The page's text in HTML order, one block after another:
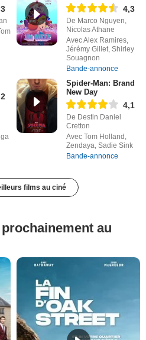
4,3
De Marco Nguyen,
Nicolas Athane
Avec Alex Ramires,
Jérémy Gillet, Shirley
Souagnon
Bande-annonce
Spider-Man: Brand
New Day
4,1
De Destin Daniel
Cretton
Avec Tom Holland,
Zendaya, Sadie Sink
Bande-annonce
films au ciné
au